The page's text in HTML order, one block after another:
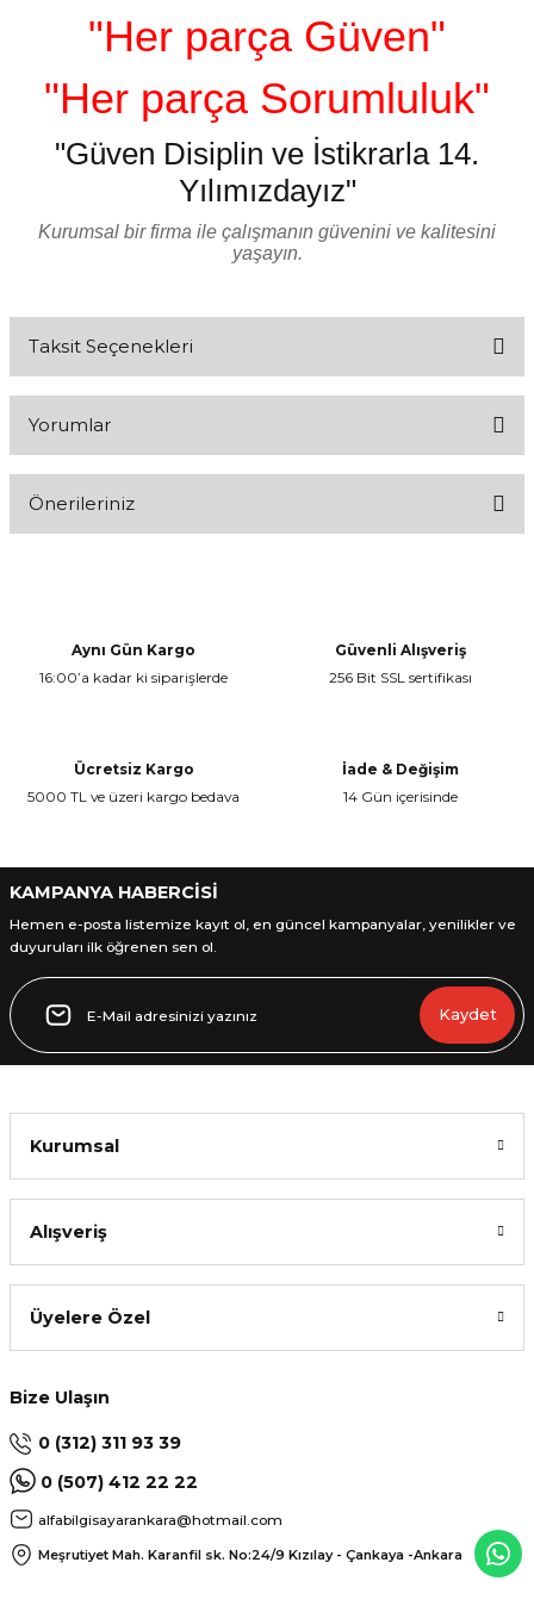
"Her parça Güven"
"Her parça Sorumluluk"
"Güven Disiplin ve İstikrarla 14.
Yılımızdayız"
Kurumsal bir firma ile çalışmanın güvenini ve kalitesini
yaşayın.
Taksit Seçenekleri
Yorumlar
Önerileriniz
Ürün resmi kalitesiz, bozuk veya görüntülenemiyor.
Gönder
Aynı Gün Kargo
16:00’a kadar ki siparişlerde
Güvenli Alışveriş
256 Bit SSL sertifikası
Ücretsiz Kargo
5000 TL ve üzeri kargo bedava
İade & Değişim
14 Gün içerisinde
KAMPANYA HABERCİSİ
Hemen e-posta listemize kayıt ol, en güncel kampanyalar, yenilikler ve
duyuruları ilk öğrenen sen ol.
Kaydet
Kurumsal
Alışveriş
Üyelere Özel
Bize Ulaşın
0 (312) 311 93 39
0 (507) 412 22 22
alfabilgisayarankara@hotmail.com
Meşrutiyet Mah. Karanfil sk. No:24/9 Kızılay - Çankaya -Ankara